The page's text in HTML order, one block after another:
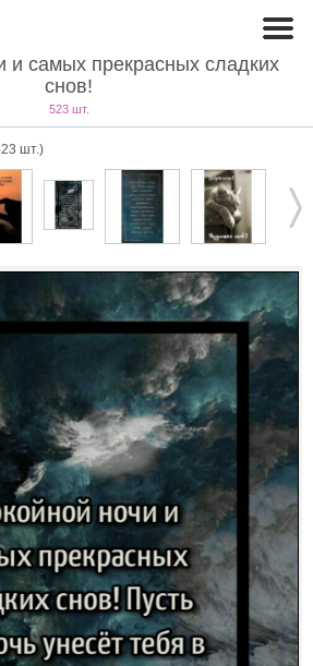
и самых прекрасных сладких
снов!
523 шт.
шт.)